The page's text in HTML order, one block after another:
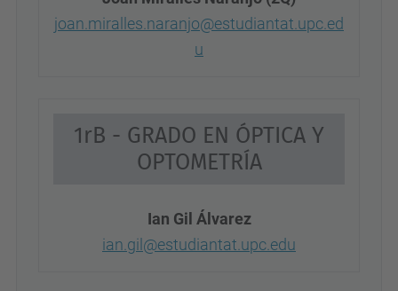
joan.miralles.naranjo@estudiantat.upc.ed
u
1rB - GRADO EN ÓPTICA Y
OPTOMETRÍA
Ian Gil Álvarez
ian.gil@estudiantat.upc.edu